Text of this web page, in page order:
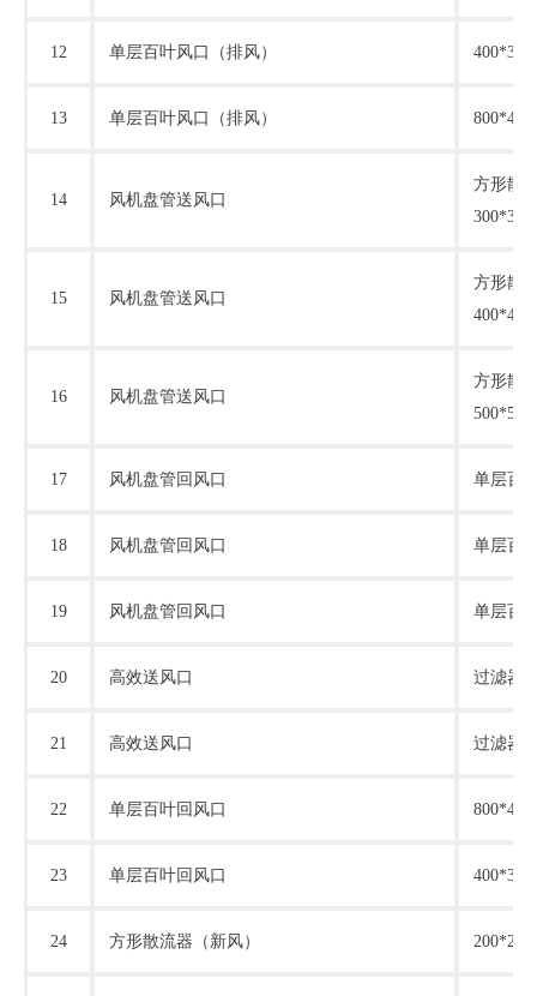
12 单层百叶风口（排风）
13 单层百叶风口（排风）
14 风机盘管送风口
方形散
15 风机盘管送风口
方形散
16 风机盘管送风口
方形散
17 风机盘管回风口 单层百
18 风机盘管回风口 单层百
19 风机盘管回风口 单层百
20 高效送风口 过滤器
21 高效送风口 过滤器
22 单层百叶回风口
23 单层百叶回风口
24 方形散流器（新风）